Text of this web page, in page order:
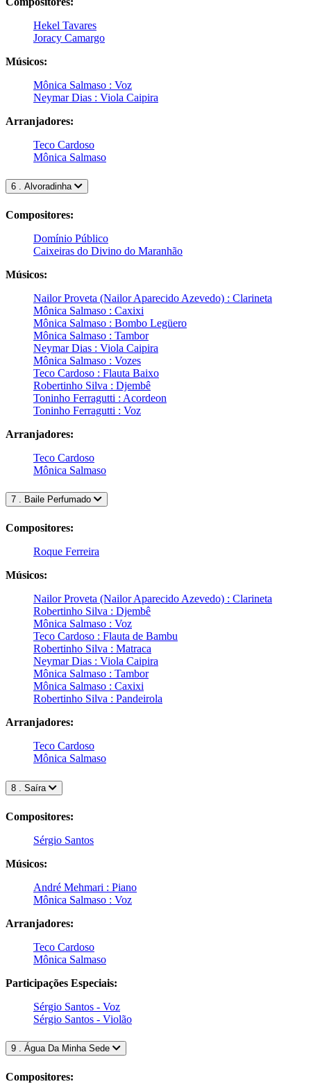
Hekel Tavares
Joracy Camargo
Músicos:
Mônica Salmaso : Voz
Neymar Dias : Viola Caipira
Arranjadores:
Teco Cardoso
Mônica Salmaso
6 . Alvoradinha
Compositores:
Domínio Público
Caixeiras do Divino do Maranhão
Músicos:
Nailor Proveta (Nailor Aparecido Azevedo) : Clarineta
Mônica Salmaso : Caxixi
Mônica Salmaso : Bombo Legüero
Mônica Salmaso : Tambor
Neymar Dias : Viola Caipira
Mônica Salmaso : Vozes
Teco Cardoso : Flauta Baixo
Robertinho Silva : Djembê
Toninho Ferragutti : Acordeon
Toninho Ferragutti : Voz
Arranjadores:
Teco Cardoso
Mônica Salmaso
7 . Baile Perfumado
Compositores:
Roque Ferreira
Músicos:
Nailor Proveta (Nailor Aparecido Azevedo) : Clarineta
Robertinho Silva : Djembê
Mônica Salmaso : Voz
Teco Cardoso : Flauta de Bambu
Robertinho Silva : Matraca
Neymar Dias : Viola Caipira
Mônica Salmaso : Tambor
Mônica Salmaso : Caxixi
Robertinho Silva : Pandeirola
Arranjadores:
Teco Cardoso
Mônica Salmaso
8 . Saíra
Compositores:
Sérgio Santos
Músicos:
André Mehmari : Piano
Mônica Salmaso : Voz
Arranjadores:
Teco Cardoso
Mônica Salmaso
Participações Especiais:
Sérgio Santos - Voz
Sérgio Santos - Violão
9 . Água Da Minha Sede
Compositores: